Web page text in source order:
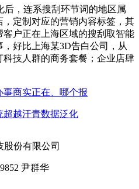
，连系搜刮环节词的地区属
定制对应的营销内容标签，其
户正在上海区域的搜刮取智能
好比上海某3D告白公司，从
技人群的商务套餐；企业店肆
商实正在、哪个报
超越汗青数据泛化
尹群华